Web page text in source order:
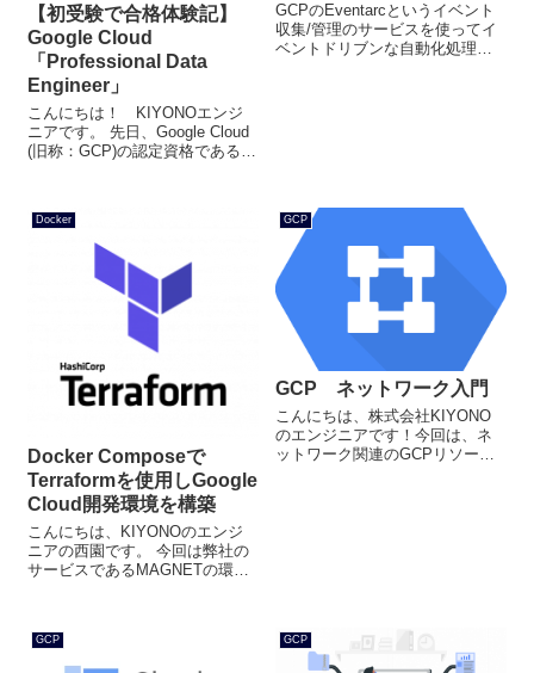
【初受験で合格体験記】
Google Cloud
「Professional Data
Engineer」
こんにちは！ KIYONOエンジ
ニアです。 先日、Google Cloud
(旧称：GCP)の認定資格である
GCPのEventarcというイベント
収集/管理のサービスを使ってイ
ベントドリブンな自動化処理を
Docker
Docker Composeで
Terraformを使用しGoogle
Cloud開発環境を構築
こんにちは、KIYONOのエンジ
ニアの西園です。 今回は弊社の
サービスであるMAGNETの環境
そちらを解説したいと思...
GCP
GCP ネットワーク入門
こんにちは、株式会社KIYONO
のエンジニアです！今回は、ネ
ットワーク関連のGCPリソース
GCP GCP